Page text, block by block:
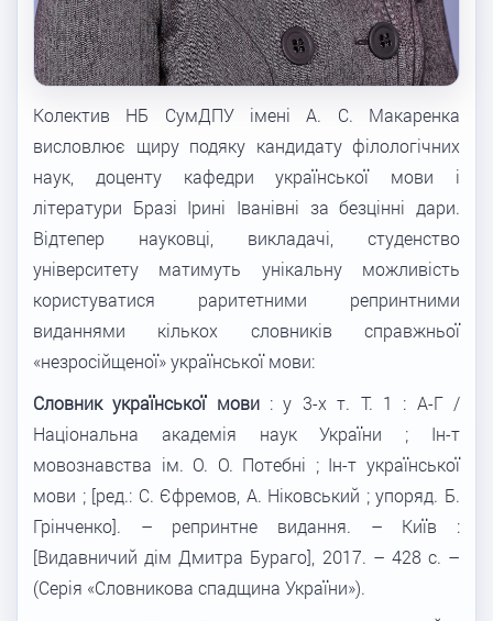
Колектив НБ СумДПУ імені А. С. Макаренка
висловлює щиру подяку кандидату філологічних
наук, доценту кафедри української мови і
літератури Бразі Ірині Іванівні за безцінні дари.
Відтепер науковці, викладачі, студенство
університету матимуть унікальну можливість
користуватися раритетними репринтними
виданнями кількох словників справжньої
«незросійщеної» української мови:
Словник української мови : у 3-х т. Т. 1 : А-Г /
Національна академія наук України ; Ін-т
мовознавства ім. О. О. Потебні ; Ін-т української
мови ; [ред.: С. Єфремов, А. Ніковський ; упоряд. Б.
Грінченко]. – репринтне видання. – Київ :
[Видавничий дім Дмитра Бураго], 2017. – 428 с. –
(Серія «Словникова спадщина України»).